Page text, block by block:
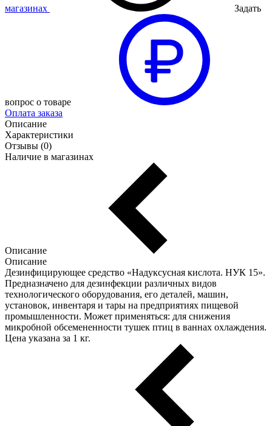
магазинах Задать
вопрос о товаре
Оплата заказа
Описание
Характеристики
Отзывы (0)
Наличие в магазинах
Описание
Описание
Дезинфицирующее средство «Надуксусная кислота. НУК 15».
Предназначено для дезинфекции различных видов
технологического оборудования, его деталей, машин,
установок, инвентаря и тары на предприятиях пищевой
промышленности. Может применяться: для снижения
микробной обсемененности тушек птиц в ваннах охлаждения.
Цена указана за 1 кг.